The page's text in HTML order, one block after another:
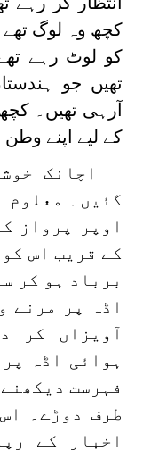
کچھ وہ لوگ تھے
کو لوٹ رہے
تھیں جو
آرہی تھیں۔
کے لیے اپنے وطن
اچانک
گئیں۔ معلوم
اوپر پرواز
کے قریب اس
برباد ہو کر
اڈہ پر مرنے
آویزاں کر
ہوائی اڈہ
فہرست
طرف دوڑے۔
اخبار کے